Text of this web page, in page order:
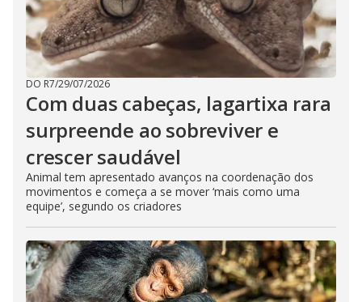
DO R7/29/07/2026
Com duas cabeças, lagartixa rara
surpreende ao sobreviver e
crescer saudável
Animal tem apresentado avanços na coordenação dos
movimentos e começa a se mover ‘mais como uma
equipe’, segundo os criadores